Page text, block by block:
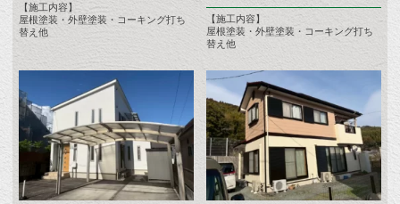
【施工内容】
屋根塗装・外壁塗装・コーキング打ち
替え他
【施工内容】
屋根塗装・外壁塗装・コーキング打ち
替え他